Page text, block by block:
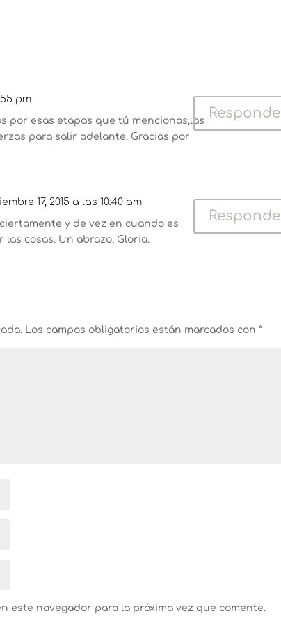
pm
por esas etapas que tú mencionas,las
para salir adelante. Gracias por
17, 2015 a las 10:40 am
y de vez en cuando es
cosas. Un abrazo, Gloria.
Los campos obligatorios están marcados con*
este navegador para la próxima vez que comente.